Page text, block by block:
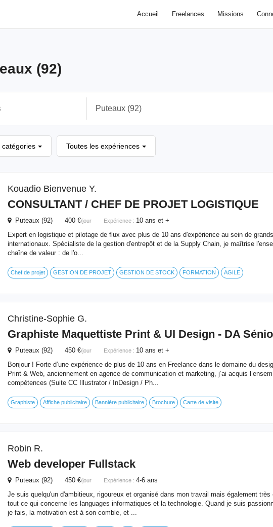
Accueil Freelances Missions
(92)
catégories Toutes les expériences
Kouadio Bienvenue Y.
CONSULTANT / CHEF DE PROJET LOGISTIQUE
Puteaux (92) 400 €/jour Expérience : 10 ans et +
Expert en logistique et pilotage de flux avec plus de 10 ans d'expérience au sein de
internationaux. Spécialiste de la gestion d'entrepôt et de la Supply Chain, je maîtrise
chaîne de valeur : de l'o...
Chef de projet GESTION DE PROJET GESTION DE STOCK FORMATION AGILE
Christine-Sophie G.
Graphiste Maquettiste Print & UI Design - DA
Puteaux (92) 450 €/jour Expérience : 10 ans et +
Bonjour ! Forte d’une expérience de plus de 10 ans en Freelance dans le domaine du
Print & Web, anciennement en agence de communication et marketing, j’ai acquis
compétences (Suite CC Illustrator / InDesign / Ph...
Graphiste Affiche publicitaire Bannière publicitaire Brochure Carte de visite
Robin R.
Web developer Fullstack
Puteaux (92) 450 €/jour Expérience : 4-6 ans
Je suis quelqu'un d'ambitieux, rigoureux et organisé dans mon travail mais également très
tout ce qui concerne les languages informatiques et la technologie. Quand je suis
je fais, la motivation est à son comble, et ...